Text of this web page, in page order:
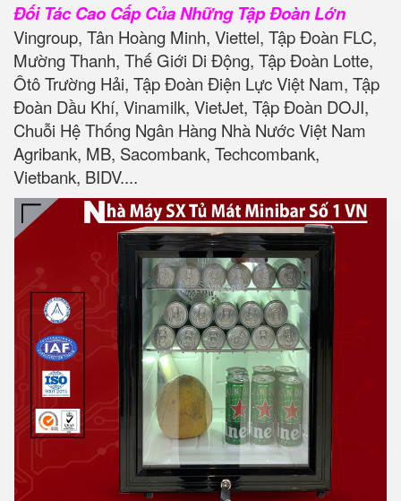
Đối Tác Cao Cấp Của Những Tập Đoàn Lớn
Vingroup, Tân Hoàng Minh, Viettel, Tập Đoàn FLC,
Mường Thanh, Thế Giới Di Động, Tập Đoàn Lotte,
Ôtô Trường Hải, Tập Đoàn Điện Lực Việt Nam, Tập
Đoàn Dầu Khí, Vinamilk, VietJet, Tập Đoàn DOJI,
Chuỗi Hệ Thống Ngân Hàng Nhà Nước Việt Nam
Agribank, MB, Sacombank, Techcombank,
Vietbank, BIDV....